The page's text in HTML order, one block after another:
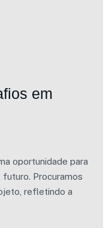
em
oportunidade para
Procuramos
refletindo a